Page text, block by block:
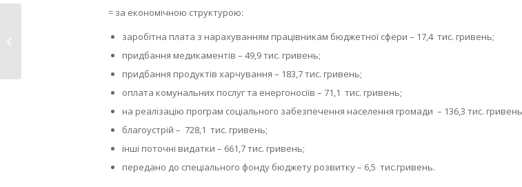
= за економічною структурою:
заробітна плата з нарахуванням працівникам бюджетної сфери – 17,4 тис. гривень;
придбання медикаментів – 49,9 тис. гривень;
придбання продуктів харчування – 183,7 тис. гривень;
оплата комунальних послуг та енергоносіїв – 71,1 тис. гривень;
на реалізацію програм соціального забезпечення населення громади – 136,3 тис.
благоустрій – 728,1 тис. гривень;
інші поточні видатки – 661,7 тис. гривень;
передано до спеціального фонду бюджету розвитку – 6,5 тис.гривень.